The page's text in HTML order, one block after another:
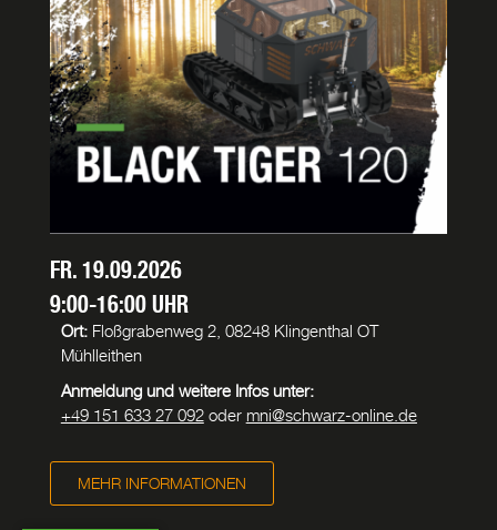
Datenschutzerklärung gelesen
zur Kenntnis genommen. Ich stimme zu,
elektronisch erhoben und gespeichert werden. Hinweis: Sie können Ihre
damit einverstanden, dass alle eingegebenen Daten und meine IP-Adresse
nur zum Zweck der Spamvermeidung durch das Programm
USA überprüft und gespeichert werden.
und Widerrufsmöglichkeiten
FR. 19.09.2026
9:00-16:00 UHR
Ort: Floßgrabenweg 2, 08248 Klingenthal OT
Mühlleithen
Anmeldung und weitere Infos unter:
+49 151 633 27 092oder mni@schwarz-online.de
MEHR INFORMATIONEN